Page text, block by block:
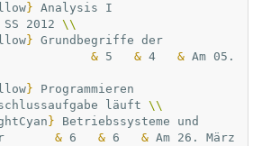
}
2012 \\
} Grundbegriffe der
& 5 & 4 & Am 05.
}
läuft \\
} Betriebssysteme und
& 6 & 6 & Am 26. März